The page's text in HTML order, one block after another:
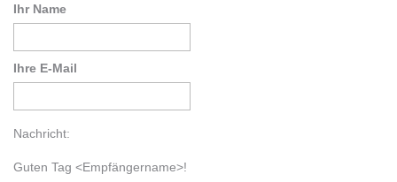
Ihr Name
Ihre E-Mail
Nachricht:
Guten Tag<Empfängername>!